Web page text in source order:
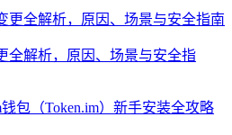
全解析，原因、场景与安全指